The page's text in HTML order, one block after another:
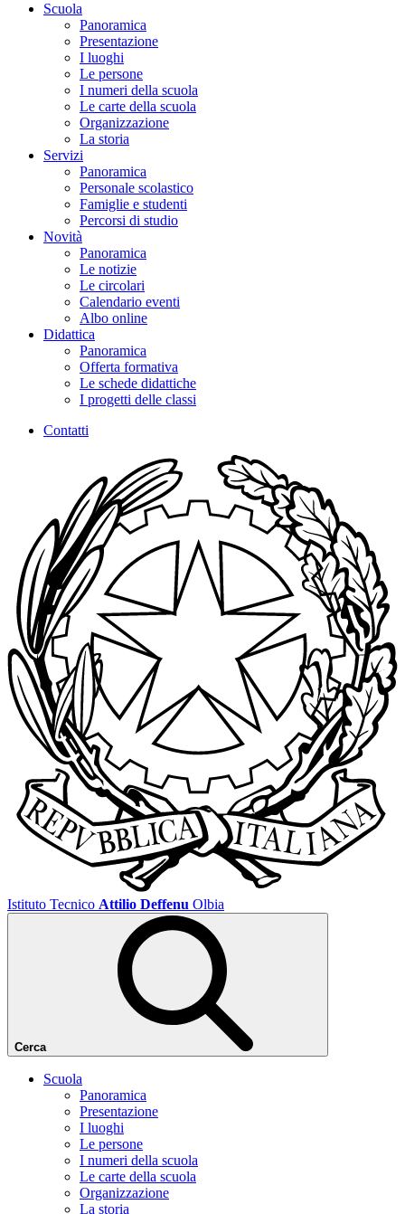
Scuola
Panoramica
Presentazione
I luoghi
Le persone
I numeri della scuola
Le carte della scuola
Organizzazione
La storia
Servizi
Panoramica
Personale scolastico
Famiglie e studenti
Percorsi di studio
Novità
Panoramica
Le notizie
Le circolari
Calendario eventi
Albo online
Didattica
Panoramica
Offerta formativa
Le schede didattiche
I progetti delle classi
Contatti
Istituto Tecnico Attilio Deffenu Olbia
Cerca
Scuola
Panoramica
Presentazione
I luoghi
Le persone
I numeri della scuola
Le carte della scuola
Organizzazione
La storia